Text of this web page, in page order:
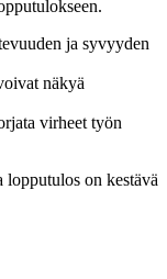
ja syvyyden
näkyä
virheet työn
on kestävä